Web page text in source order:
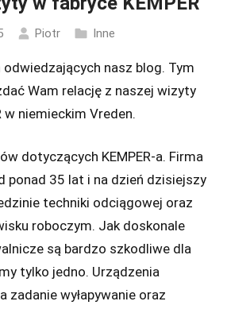
Piotr Inne
nasz blog. Tym
Wam relację z naszej wizyty
w niemieckim Vreden.
dotyczących KEMPER-a. Firma
ponad 35 lat i na dzień dzisiejszy
techniki odciągowej oraz
roboczym. Jak doskonale
są bardzo szkodliwe dla
tylko jedno. Urządzenia
zadanie wyłapywanie oraz